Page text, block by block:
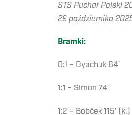
STS Puchar Polski
29 października
Bramki:
0:1 – Dyachuk 64′
1:1 – Simon 74′
1:2 – Bobček 115′ (k.)